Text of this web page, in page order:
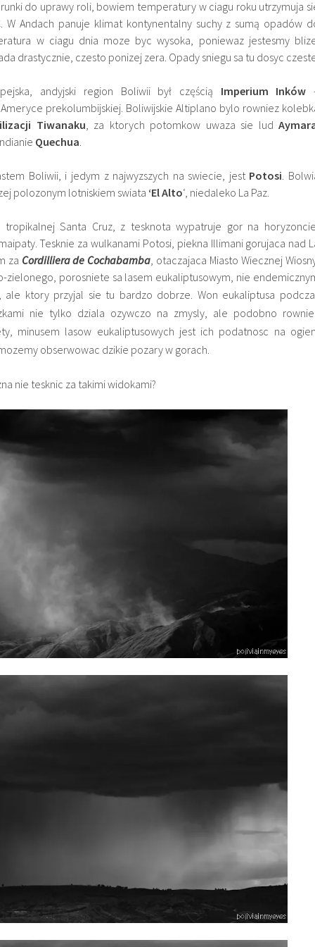
do uprawy roli, bowiem temperatury w ciagu roku utrzymuja
W Andach panuje klimat kontynentalny suchy z sumą opadów
w ciagu dnia moze byc wysoka, poniewaz jestesmy
drastycznie, czesto ponizej zera. Opady sniegu sa tu dosyc
andyjski region Boliwii był częścią Imperium Inków
prekolumbijskiej. Boliwijskie Altiplano bylo rowniez
Tiwanaku, za ktorych potomkow uwaza sie lud
Quechua.
Boliwii, i jedym z najwyzszych na swiecie, jest Potosi.
polozonym lotniskiem swiata ‘El Alto‘, niedaleko La Paz.
tropikalnej Santa Cruz, z tesknota wypatruje gor na
Tesknie za wulkanami Potosi, piekna Illimani gorujaca nad
za Cordilliera de Cochabamba, otaczajaca Miasto Wiecznej
zielonego, porosniete sa lasem eukaliptusowym, nie
ktory przyjal sie tu bardzo dobrze. Won eukaliptusa
nie tylko dziala ozywczo na zmysly, ale podobno
minusem lasow eukaliptusowych jest ich podatnosc na
obserwowac dzikie pozary w gorach.
nie tesknic za takimi widokami?